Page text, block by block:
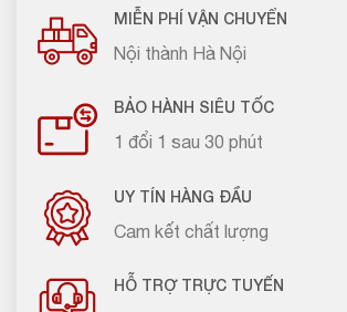
MIỄN PHÍ VẬN CHUYỂN
Nội thành Hà Nội
BẢO HÀNH SIÊU TỐC
1 đổi 1 sau 30 phút
UY TÍN HÀNG ĐẦU
Cam kết chất lượng
HỖ TRỢ TRỰC TUYẾN